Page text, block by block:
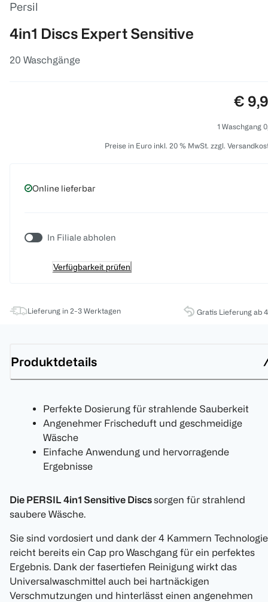
Persil
4in1 Discs Expert Sensitive
20 Waschgänge
€
1 Waschgang
Preise in Euro inkl. 20 % MwSt. zzgl.
Online lieferbar
In Filiale abholen
Verfügbarkeit prüfen
Lieferung in 2-3 Werktagen Gratis Lieferung ab
Produktdetails
Perfekte Dosierung für strahlende Sauberkeit
Angenehmer Frischeduft und geschmeidige
Wäsche
Einfache Anwendung und hervorragende
Ergebnisse
Die PERSIL 4in1 Sensitive Discssorgen für strahlend
saubere Wäsche.
Sie sind vordosiert und dank der 4 Kammern Technologie
reicht bereits ein Cap pro Waschgang für ein perfektes
Ergebnis. Dank der fasertiefen Reinigung wirkt das
Universalwaschmittel auch bei hartnäckigen
Verschmutzungen und hinterlässt einen angenehmen